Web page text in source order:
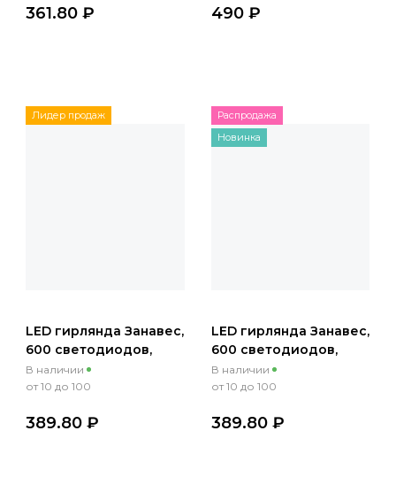
361.80 ₽ 490 ₽
Лидер продаж
LED гирлянда Занавес,
600 светодиодов,
синий, 3х3м, 220 В
В наличии
от 10 до 100
389.80 ₽
Распродажа
Новинка
LED гирлянда Занавес,
600 светодиодов,
белый, 3х3м, 220 В
В наличии
от 10 до 100
389.80 ₽